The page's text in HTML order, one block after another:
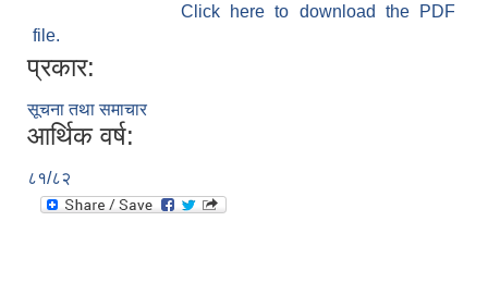
Click here to download the PDF
file.
प्रकार:
सूचना तथा समाचार
आर्थिक वर्ष:
८१/८२